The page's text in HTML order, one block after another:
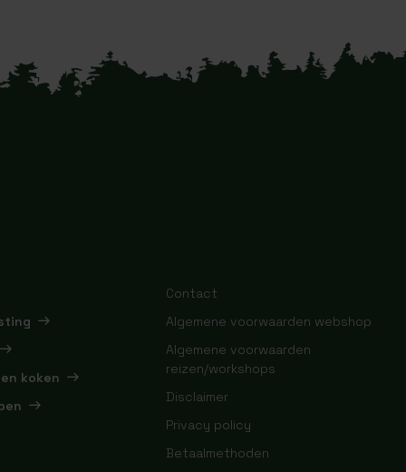
koken
Contact
Algemene voorwaarden webshop
Algemene voorwaarden
reizen/workshops
Disclaimer
Privacy policy
Betaalmethoden